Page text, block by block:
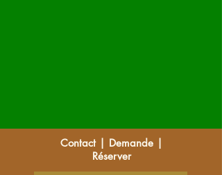
Contact | Demande |
Réserver